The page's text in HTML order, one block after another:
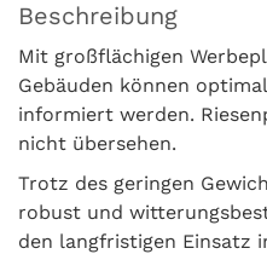
Beschreibung
Mit großflächigen
Gebäuden können
informiert werden.
nicht übersehen.
Trotz des geringen
robust und
den langfristigen Einsatz